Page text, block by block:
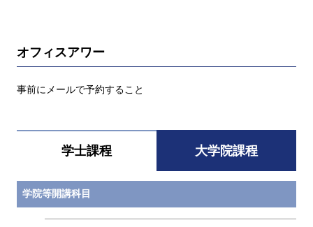
オフィスアワー
事前にメールで予約すること
学士課程 大学院課程
学院等開講科目